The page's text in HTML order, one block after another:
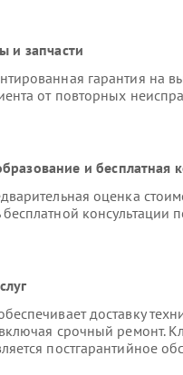
и запчасти
гарантия на
от повторных
и бесплатная
оценка
консультации
доставку
срочный ремонт.
постгарантийное